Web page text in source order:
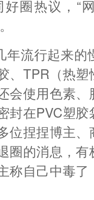
圈热议，“
流行起来的
、TPR（热
会使用色素
封在PVC塑
位捏捏博主
圈的消息，
称自己中毒